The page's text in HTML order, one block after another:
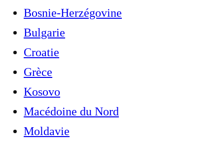
Bosnie-Herzégovine
Bulgarie
Croatie
Grèce
Kosovo
Macédoine du Nord
Moldavie